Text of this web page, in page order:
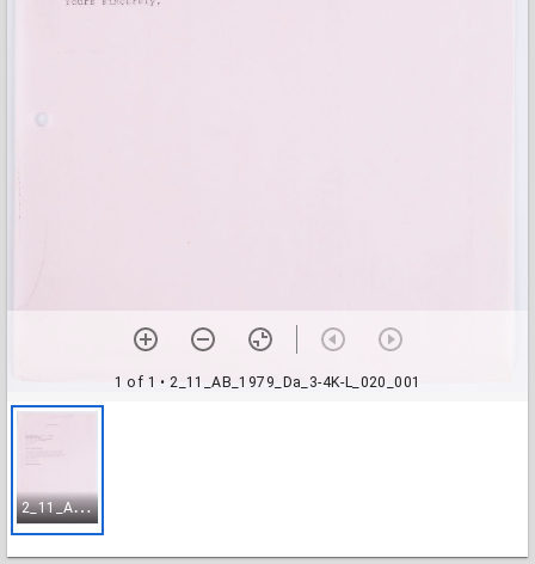
1 of 1 • 2_11_AB_1979_Da_3-4K-L_020_001
2
_11_AB_1979_Da_3-4K-L_020_001